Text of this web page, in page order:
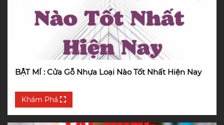
BẬT MÍ : Cửa Gỗ Nhựa Loại Nào Tốt Nhất Hiện Nay
Khám Phá